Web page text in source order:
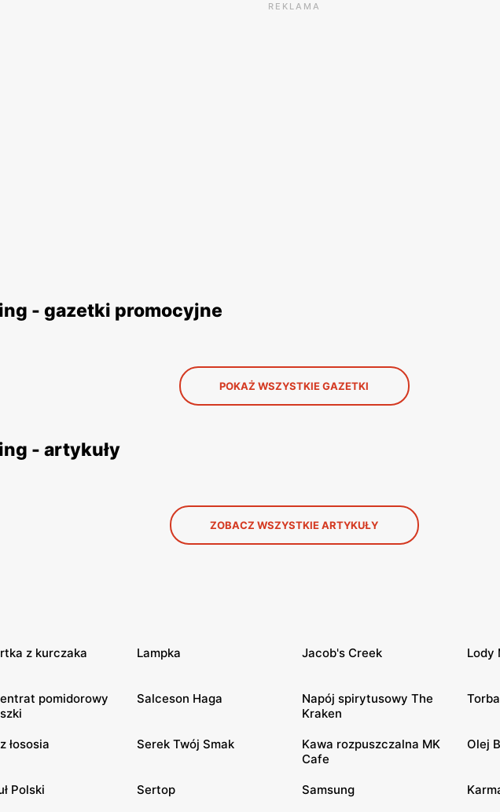
REKLAMA
- gazetki promocyjne
POKAŻ WSZYSTKIE GAZETKI
- artykuły
ZOBACZ WSZYSTKIE ARTYKUŁY
z kurczaka Lampka Jacob's Creek Lody
pomidorowy
Salceson Haga
Napój spirytusowy The
Kraken
łososia Serek Twój Smak
Kawa rozpuszczalna MK
Cafe
Olej
Polski Sertop Samsung